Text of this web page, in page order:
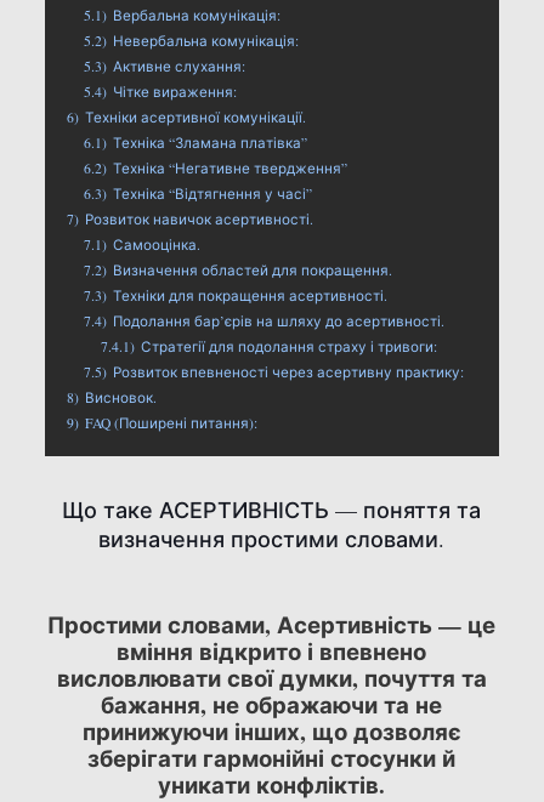
5.1) Вербальна комунікація:
5.2) Невербальна комунікація:
5.3) Активне слухання:
5.4) Чітке вираження:
6) Техніки асертивної комунікації.
6.1) Техніка “Зламана платівка”
6.2) Техніка “Негативне твердження”
6.3) Техніка “Відтягнення у часі”
7) Розвиток навичок асертивності.
7.1) Самооцінка.
7.2) Визначення областей для покращення.
7.3) Техніки для покращення асертивності.
7.4) Подолання бар’єрів на шляху до асертивності.
7.4.1) Стратегії для подолання страху і тривоги:
7.5) Розвиток впевненості через асертивну практику:
8) Висновок.
9) FAQ (Поширені питання):
Що таке АСЕРТИВНІСТЬ — поняття та
визначення простими словами.
Простими словами, Асертивність — це
вміння відкрито і впевнено
висловлювати свої думки, почуття та
бажання, не ображаючи та не
принижуючи інших, що дозволяє
зберігати гармонійні стосунки й
уникати конфліктів.